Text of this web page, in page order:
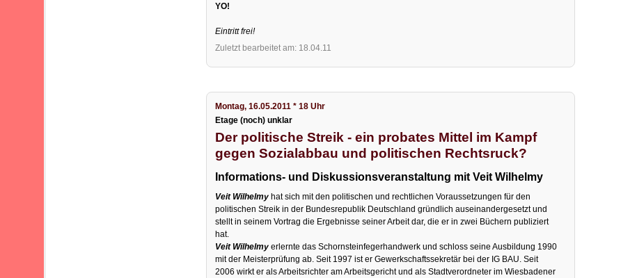
YO!
Eintritt frei!
Zuletzt bearbeitet am: 18.04.11
Montag, 16.05.2011 * 18 Uhr
Etage (noch) unklar
Der politische Streik - ein probates Mittel im Kampf
gegen Sozialabbau und politischen Rechtsruck?
Informations- und Diskussionsveranstaltung mit Veit Wilhelmy
Veit Wilhelmyhat sich mit den politischen und rechtlichen Voraussetzungen für den
politischen Streik in der Bundesrepublik Deutschland gründlich auseinandergesetzt und
stellt in seinem Vortrag die Ergebnisse seiner Arbeit dar, die er in zwei Büchern publiziert
hat.
Veit Wilhelmy erlernte das Schornsteinfegerhandwerk und schloss seine Ausbildung 1990
mit der Meisterprüfung ab. Seit 1997 ist er Gewerkschaftssekretär bei der IG BAU. Seit
2006 wirkt er als Arbeitsrichter am Arbeitsgericht und als Stadtverordneter im Wiesbadener